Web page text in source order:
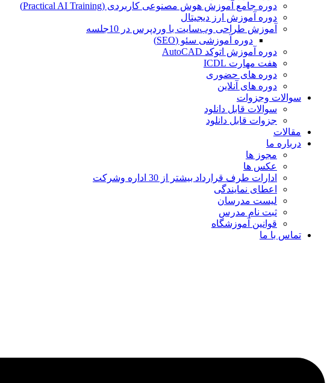
دوره جامع آموزش هوش مصنوعی کاربردی (Practical AI Training)
دوره آموزش ارز دیجیتال
آموزش طراحی وب‌سایت با وردپرس در 10جلسه
دوره آموزشی سئو (SEO)
دوره آموزش اتوکد AutoCAD
هفت مهارت ICDL
دوره های حضوری
دوره های آنلاین
سوالات وجزوات
سوالات قابل دانلود
جزوات قابل دانلود
مقالات
درباره ما
مجوز ها
عکس ها
ادارات طرف قرارداد بیشتر از 30 اداره وشرکت
اعطای نمایندگی
لیست مدرسان
ثبت نام مدرس
قوانین آموزشگاه
تماس با ما